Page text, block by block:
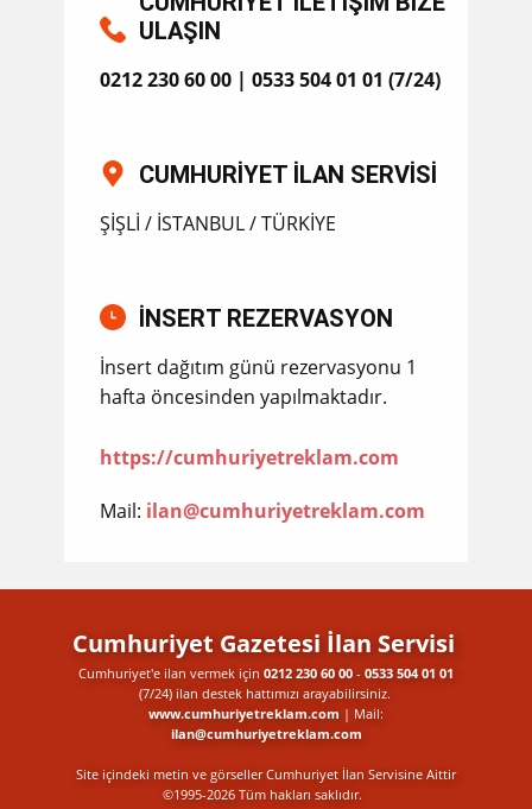
ULAŞIN
0212 230 60 00 | 0533 504 01 01 (7/24)
CUMHURİYET İLAN SERVİSİ
ŞİŞLİ / İSTANBUL / TÜRKİYE
İNSERT REZERVASYON
İnsert dağıtım günü rezervasyonu 1
hafta öncesinden yapılmaktadır.
https://cumhuriyetreklam.com
Mail: ilan@cumhuriyetreklam.com
Cumhuriyet Gazetesi İlan Servisi
Cumhuriyet'e ilan vermek için 0212 230 60 00 - 0533 504 01 01
(7/24) ilan destek​ hattımızı arayabilirsiniz.
www.cumhuriyetreklam.com | Mail:
ilan@cumhuriyetreklam.com
Site içindeki metin ve görseller Cumhuriyet İlan Servisine Aittir
©1995-2026 Tüm hakları saklıdır.